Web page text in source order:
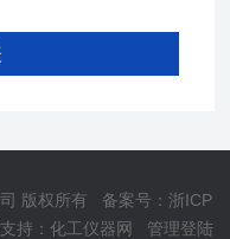
版权所有 备案号：浙ICP
持：化工仪器网 管理登陆